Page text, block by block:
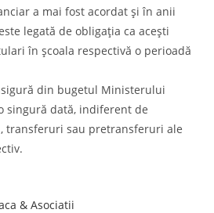
a mai fost acordat și în anii
legată de obligația ca acești
în școala respectivă o perioadă
din bugetul Ministerului
singură dată, indiferent de
transferuri sau pretransferuri ale